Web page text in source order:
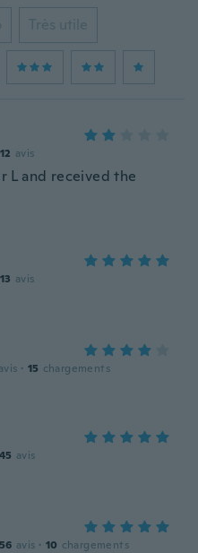
Très utile
12 avis
L and received the
13 avis
avis · 15 chargements
45 avis
56 avis · 10 chargements